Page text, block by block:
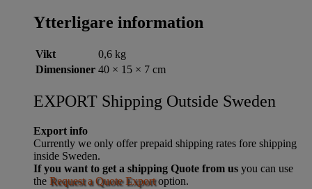
Ytterligare information
Vikt
0,6 kg
Dimensioner 40 × 15 × 7 cm
EXPORT Shipping Outside Sweden
Export info
Currently we only offer prepaid shipping rates fore shipping
inside Sweden.
If you want to get a shipping Quote from us you can use
the Request a Quote Exportoption.